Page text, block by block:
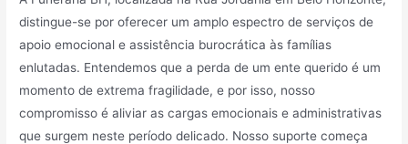
distingue-se por oferecer um amplo espectro de serviços de
apoio emocional e assistência burocrática às famílias
enlutadas. Entendemos que a perda de um ente querido é um
momento de extrema fragilidade, e por isso, nosso
compromisso é aliviar as cargas emocionais e administrativas
que surgem neste período delicado. Nosso suporte começa